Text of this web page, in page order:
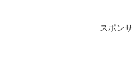
スポン